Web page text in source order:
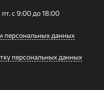
с 9:00 до 18:00
персональных данных
персональных данных